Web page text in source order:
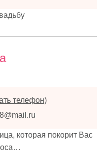
телефон)
которая покорит Вас